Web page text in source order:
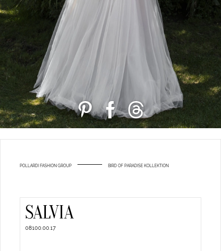
POLLARDI FASHION GROUP BIRD OF PARADISE KOLLEKTION
SALVIA
08100.00.17